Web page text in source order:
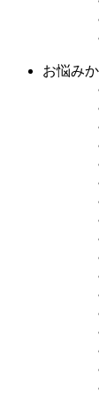
お悩み